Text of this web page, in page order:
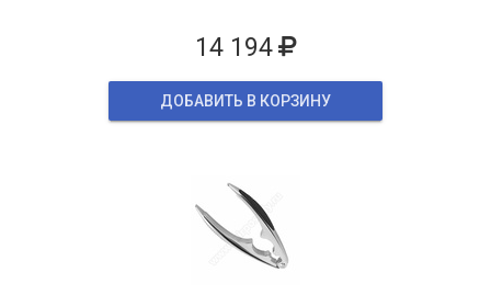
14 194
ДОБАВИТЬ В КОРЗИНУ